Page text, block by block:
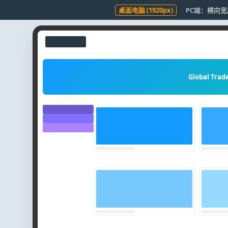
桌面电脑 (1920px) PC端：横向
Global